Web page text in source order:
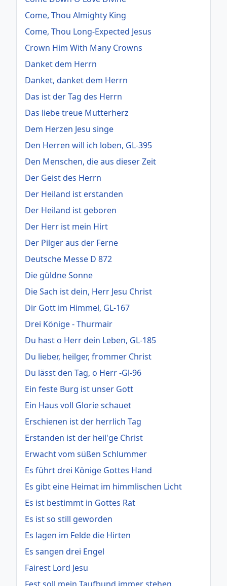
Come, Thou Almighty King
Come, Thou Long-Expected Jesus
Crown Him With Many Crowns
Danket dem Herrn
Danket, danket dem Herrn
Das ist der Tag des Herrn
Das liebe treue Mutterherz
Dem Herzen Jesu singe
Den Herren will ich loben, GL-395
Den Menschen, die aus dieser Zeit
Der Geist des Herrn
Der Heiland ist erstanden
Der Heiland ist geboren
Der Herr ist mein Hirt
Der Pilger aus der Ferne
Deutsche Messe D 872
Die güldne Sonne
Die Sach ist dein, Herr Jesu Christ
Dir Gott im Himmel, GL-167
Drei Könige - Thurmair
Du hast o Herr dein Leben, GL-185
Du lieber, heilger, frommer Christ
Du lässt den Tag, o Herr -Gl-96
Ein feste Burg ist unser Gott
Ein Haus voll Glorie schauet
Erschienen ist der herrlich Tag
Erstanden ist der heil'ge Christ
Erwacht vom süßen Schlummer
Es führt drei Könige Gottes Hand
Es gibt eine Heimat im himmlischen Licht
Es ist bestimmt in Gottes Rat
Es ist so still geworden
Es lagen im Felde die Hirten
Es sangen drei Engel
Fairest Lord Jesu